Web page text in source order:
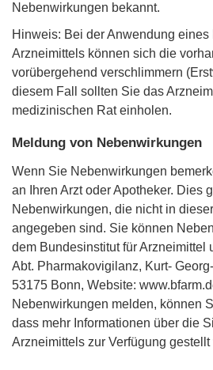
Nebenwirkungen bekannt.
Hinweis: Bei der Anwendung
Arzneimittels können sich die
vorübergehend verschlimmern
diesem Fall sollten Sie das
medizinischen Rat einholen.
Meldung von Nebenwirkungen
Wenn Sie Nebenwirkungen
an Ihren Arzt oder Apotheker. Dies
Nebenwirkungen, die nicht in
angegeben sind. Sie können
dem Bundesinstitut für Arzneimittel
Abt. Pharmakovigilanz, Kurt-
53175 Bonn, Website:
Nebenwirkungen melden, können
dass mehr Informationen über die
Arzneimittels zur Verfügung gestellt